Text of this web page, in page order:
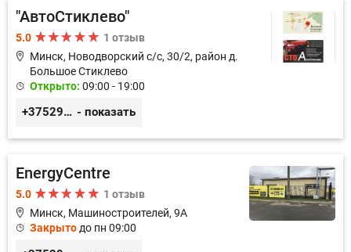
"АвтоСтиклево"
5.0
1 отзыв
Минск, Новодворский с/с, 30/2, район д.
Большое Стиклево
Открыто: 09:00 - 19:00
+375293644409 - показать
EnergyCentre
5.0
1 отзыв
Минск, Машиностроителей, 9A
Закрытодо пн 09:00